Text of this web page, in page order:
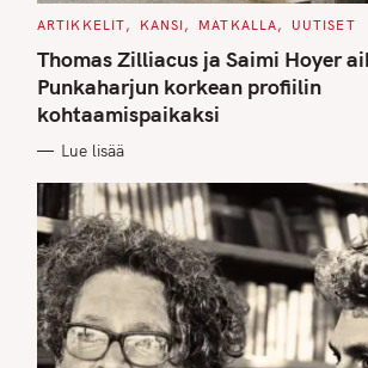
C
T
E
G
O
R
I
S
ARTIKKELIT KANSI MATKALLA UUTISET
Thomas Zilliacus ja Saimi Hoyer
Punkaharjun korkean profiilin
kohtaamispaikaksi
Lue lisää